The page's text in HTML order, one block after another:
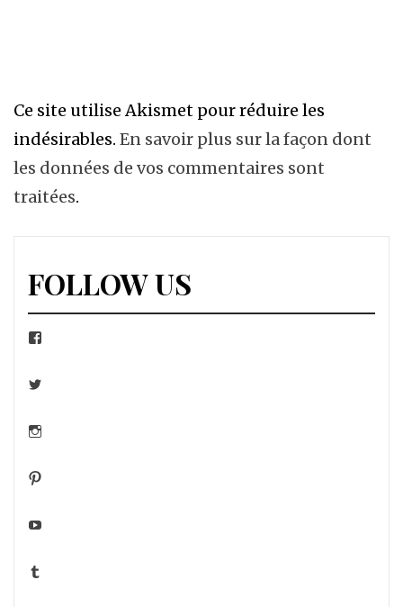
Ce site utilise Akismet pour réduire les
indésirables. En savoir plus sur la façon dont
les données de vos commentaires sont
traitées.
FOLLOW US
Facebook
Twitter
Instagram
Pinterest
YouTube
Tumblr